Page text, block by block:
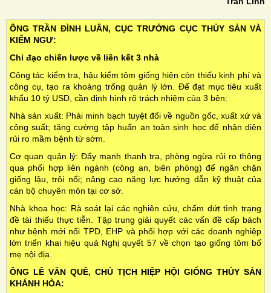
ÔNG TRẦN ĐÌNH LUÂN, CỤC TRƯỞNG CỤC THỦY SẢN VÀ
KIỂM NGƯ:
Chỉ đạo chiến lược về liên kết 3 nhà
Công tác kiểm tra, hậu kiểm tôm giống hiện còn thiếu kinh phí và
công cụ, tạo ra khoảng trống quản lý lớn. Để đạt mục tiêu xuất
khẩu 10 tỷ USD, cần định hình rõ trách nhiệm của 3 bên:
Nhà sản xuất: Phải minh bạch tuyệt đối về nguồn gốc, xuất xứ và
công suất; tăng cường tập huấn an toàn sinh học để nhận diện
rủi ro mầm bệnh từ sớm.
Cơ quan quản lý: Đẩy mạnh thanh tra, phòng ngừa rủi ro thông
qua phối hợp liên ngành (công an, biên phòng) để ngăn chặn
giống lậu, trôi nổi; nâng cao năng lực hướng dẫn kỹ thuật của
cán bộ chuyên môn tại cơ sở.
Nhà khoa học: Rà soát lại các nghiên cứu, chấm dứt tình trạng
đề tài thiếu thực tiễn. Tập trung giải quyết các vấn đề cấp bách
như bệnh mới nổi TPD, EHP và phối hợp với các doanh nghiệp
lớn triển khai hiệu quả Nghị quyết 57 về chọn tạo giống tôm bố
mẹ nội địa.
ÔNG LÊ VĂN QUÊ, CHỦ TỊCH HIỆP HỘI GIỐNG THỦY SẢN
KHÁNH HÒA: